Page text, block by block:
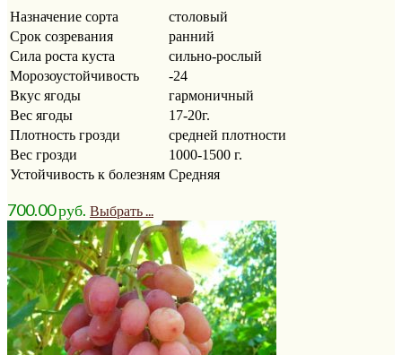
Назначение сорта
столовый
Срок созревания
ранний
Сила роста куста
сильно-рослый
Морозоустойчивость
-24
Вкус ягоды
гармоничный
Вес ягоды
17-20г.
Плотность грозди
средней плотности
Вес грозди
1000-1500 г.
Устойчивость к болезням Средняя
700.00руб. Выбрать ...